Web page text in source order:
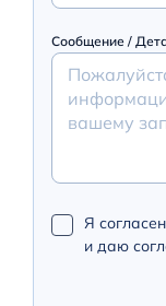
Сообщение /
Я
и даю